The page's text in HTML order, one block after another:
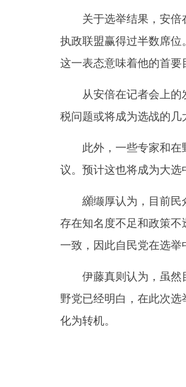
关于选举结果，安倍
执政联盟赢得过半数席
这一表态意味着他的首要
从安倍在记者会上的
税问题或将成为选战的几
此外，一些专家和在
议。预计这也将成为大选
纐缬厚认为，目前民
存在知名度不足和政策
一致，因此自民党在选举
伊藤真则认为，虽然
野党已经明白，在此次
化为转机。